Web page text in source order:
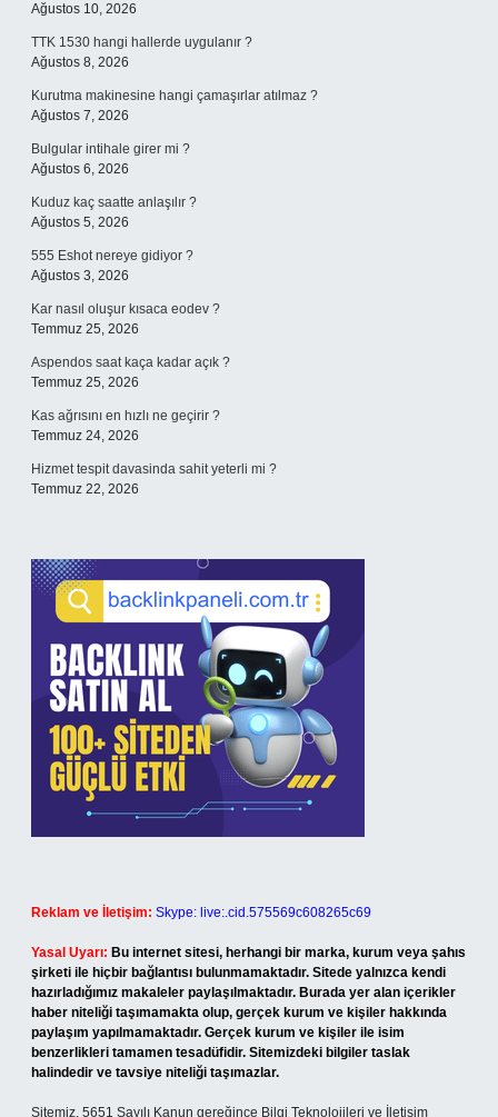
Ağustos 10, 2026
TTK 1530 hangi hallerde uygulanır ?
Ağustos 8, 2026
Kurutma makinesine hangi çamaşırlar atılmaz ?
Ağustos 7, 2026
Bulgular intihale girer mi ?
Ağustos 6, 2026
Kuduz kaç saatte anlaşılır ?
Ağustos 5, 2026
555 Eshot nereye gidiyor ?
Ağustos 3, 2026
Kar nasıl oluşur kısaca eodev ?
Temmuz 25, 2026
Aspendos saat kaça kadar açık ?
Temmuz 25, 2026
Kas ağrısını en hızlı ne geçirir ?
Temmuz 24, 2026
Hizmet tespit davasinda sahit yeterli mi ?
Temmuz 22, 2026
Reklam ve İletişim: Skype: live:.cid.575569c608265c69
Yasal Uyarı: Bu internet sitesi, herhangi bir marka, kurum veya şahıs
şirketi ile hiçbir bağlantısı bulunmamaktadır. Sitede yalnızca kendi
hazırladığımız makaleler paylaşılmaktadır. Burada yer alan içerikler
haber niteliği taşımamakta olup, gerçek kurum ve kişiler hakkında
paylaşım yapılmamaktadır. Gerçek kurum ve kişiler ile isim
benzerlikleri tamamen tesadüfidir. Sitemizdeki bilgiler taslak
halindedir ve tavsiye niteliği taşımazlar.
Sitemiz, 5651 Sayılı Kanun gereğince Bilgi Teknolojileri ve İletişim